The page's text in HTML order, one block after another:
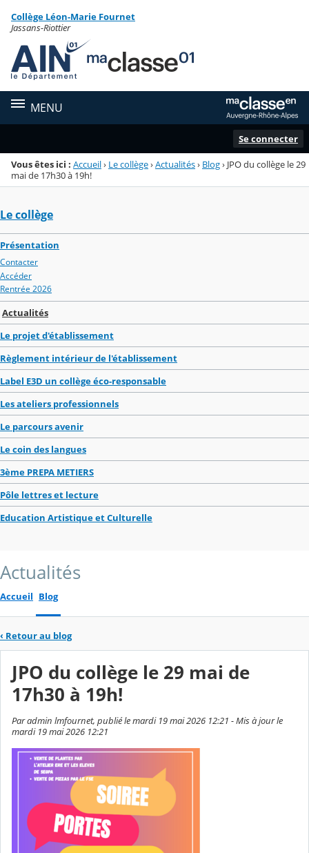
Menu de la rubrique
Contenu
Collège Léon-Marie Fournet
Jassans-Riottier
MENU
Se connecter
Vous êtes ici : Accueil› Le collège›Actualités› Blog› JPO du collège le 29
mai de 17h30 à 19h!
Le collège
Présentation
Contacter
Accéder
Rentrée 2026
Actualités
Le projet d'établissement
Règlement intérieur de l'établissement
Label E3D un collège éco-responsable
Les ateliers professionnels
Le parcours avenir
Le coin des langues
3ème PREPA METIERS
Pôle lettres et lecture
Education Artistique et Culturelle
Actualités
Accueil Blog
‹ Retour au blog
JPO du collège le 29 mai de
17h30 à 19h!
Par admin lmfournet, publié le mardi 19 mai 2026 12:21 - Mis à jour le
mardi 19 mai 2026 12:21